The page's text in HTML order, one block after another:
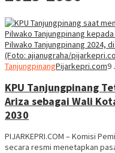
TanjungpinangPijarkepri.com9
KPU Tanjungpinang
Ariza sebagai Wali
2030
PIJARKEPRI.COM – Komisi
secara resmi menetapkan